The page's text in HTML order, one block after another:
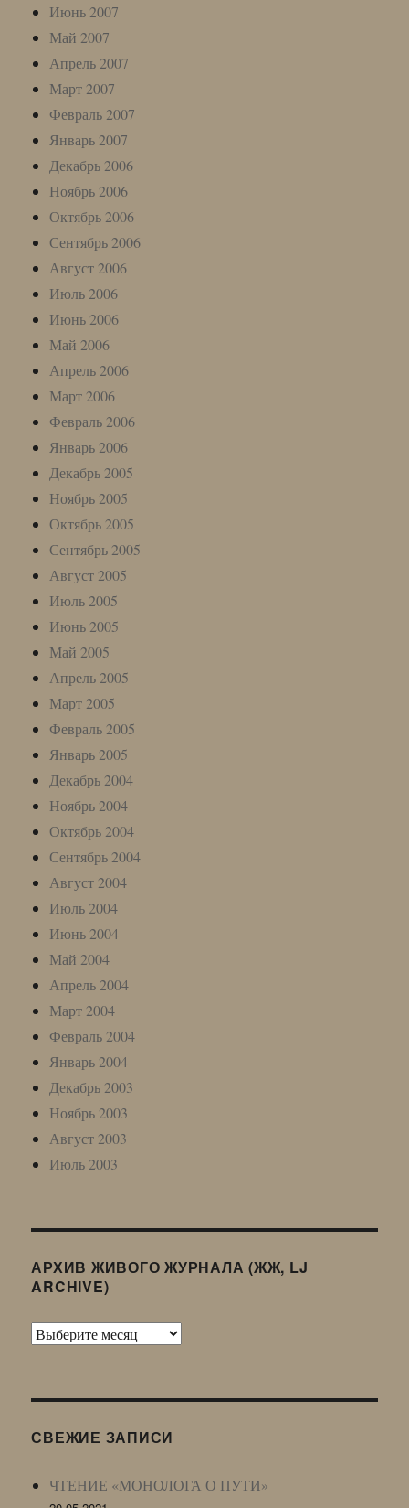
Июнь 2007
Май 2007
Апрель 2007
Март 2007
Февраль 2007
Январь 2007
Декабрь 2006
Ноябрь 2006
Октябрь 2006
Сентябрь 2006
Август 2006
Июль 2006
Июнь 2006
Май 2006
Апрель 2006
Март 2006
Февраль 2006
Январь 2006
Декабрь 2005
Ноябрь 2005
Октябрь 2005
Сентябрь 2005
Август 2005
Июль 2005
Июнь 2005
Май 2005
Апрель 2005
Март 2005
Февраль 2005
Январь 2005
Декабрь 2004
Ноябрь 2004
Октябрь 2004
Сентябрь 2004
Август 2004
Июль 2004
Июнь 2004
Май 2004
Апрель 2004
Март 2004
Февраль 2004
Январь 2004
Декабрь 2003
Ноябрь 2003
Август 2003
Июль 2003
АРХИВ ЖИВОГО ЖУРНАЛА (ЖЖ, LJ
ARCHIVE)
Архив
LJ
СВЕЖИЕ ЗАПИСИ
ЧТЕНИЕ «МОНОЛОГА О ПУТИ»